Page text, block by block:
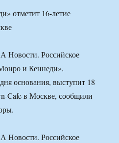
Российское
и Кеннеди»,
основания, выступит 18
Cafe в Москве, сообщили
Российское